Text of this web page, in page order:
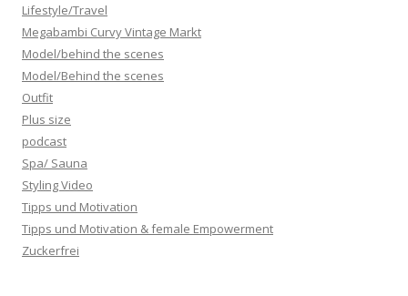
Lifestyle/Travel
Megabambi Curvy Vintage Markt
Model/behind the scenes
Model/Behind the scenes
Outfit
Plus size
podcast
Spa/ Sauna
Styling Video
Tipps und Motivation
Tipps und Motivation & female Empowerment
Zuckerfrei